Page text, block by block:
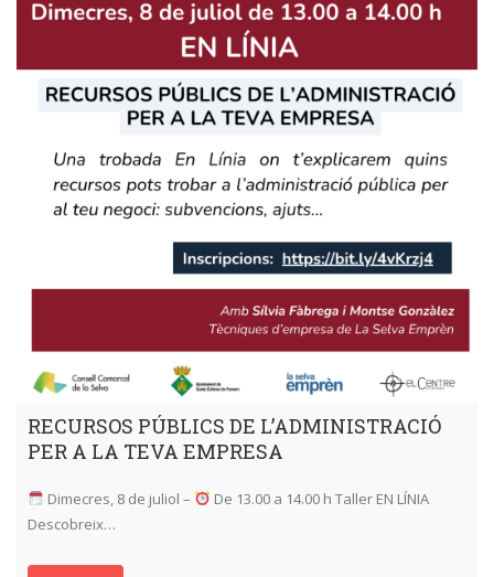
RECURSOS PÚBLICS DE L’ADMINISTRACIÓ
PER A LA TEVA EMPRESA
Dimecres, 8 de juliol –
De 13.00 a 14.00 h Taller EN LÍNIA
Descobreix…